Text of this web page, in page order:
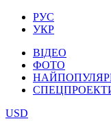
РУС
УКР
ВІДЕО
ФОТО
USD